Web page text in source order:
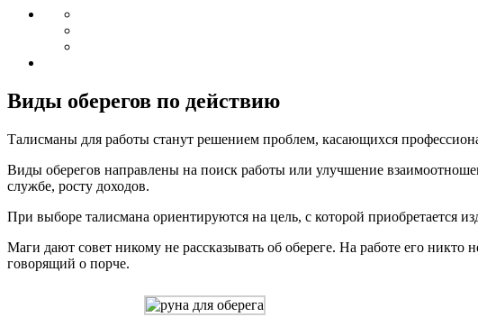
Виды оберегов по действию
Талисманы для работы станут решением проблем, касающихся
Виды оберегов направлены на поиск работы или улучшение
службе, росту доходов.
При выборе талисмана ориентируются на цель, с которой приобретается
Маги дают совет никому не рассказывать об обереге. На работе его
говорящий о порче.